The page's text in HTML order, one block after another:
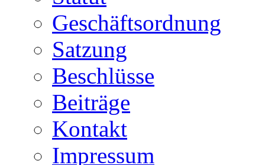
Geschäftsordnung
Satzung
Beschlüsse
Beiträge
Kontakt
Impressum